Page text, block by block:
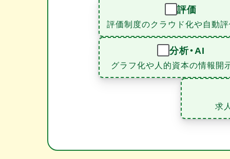
評価
評価制度のクラウド化や自動
分析・AI
グラフ化や人的資本の情報開
求